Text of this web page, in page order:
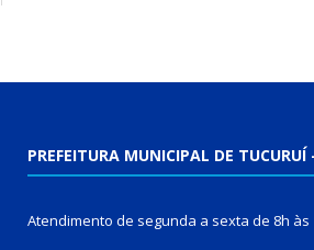
PREFEITURA MUNICIPAL DE TUCURUÍ
Atendimento de segunda a sexta de 8h às